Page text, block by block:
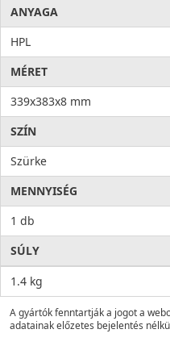
ANYAGA
HPL
MÉRET
339x383x8 mm
SZÍN
Szürke
MENNYISÉG
1 db
SÚLY
1.4 kg
A gyártók fenntartják a jogot a
adatainak előzetes bejelentés